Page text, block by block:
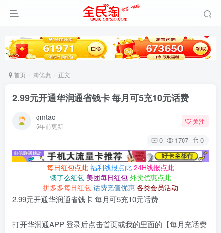
首页 淘优惠 正文
2.99元开通华润通省钱卡 每月可5充10元话费
qmtao
5年前更新
关注
0 1707 0
每日红包点此 福利线报点此 24H线报点此
饿了么红包 美团每日红包 外卖优惠点此
拼多多每日红包 话费充值优惠 各类会员活动
2.99元开通华润通省钱卡 每月可5充10元话费
打开华润通APP 登录后点击首页或我的里面的【每月充话费